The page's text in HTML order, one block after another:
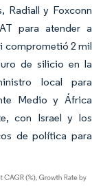
Radiall y Foxconn
para atender a
comprometió 2 mil
de silicio en la
local para
Medio y África
con Israel y los
de política para